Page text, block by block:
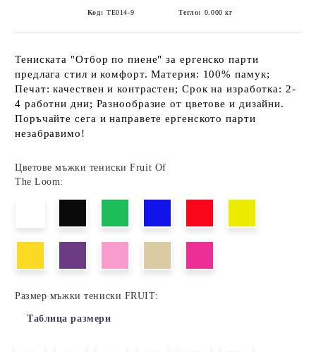
Код: ТЕ014-9 Тегло: 0.000 кг
Тениската "Отбор по пиене" за ергенско парти
предлага стил и комфорт. Материя: 100% памук;
Печат: качествен и контрастен; Срок на изработка: 2-
4 работни дни; Разнообразие от цветове и дизайни.
Поръчайте сега и направете ергенското парти
незабравимо!
Цветове мъжки тениски Fruit Of
The Loom:
Размер мъжки тениски FRUIT:
Таблица размери